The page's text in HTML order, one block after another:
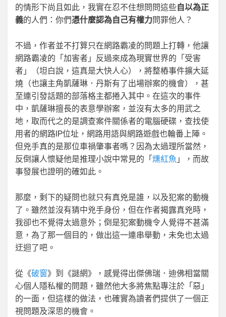
的情形下尚且如此，我實在忍不住想問問這些自以為正
義的人們：你們憑什麼認為自己有權力問罪他人？
不過，作者並不打算只在網路霸凌的問題上打轉，他讓
網路霸凌的「加害者」反過來成為現實世界的「受害
者」（坦白說，這真是大快人心），將整樁事件擴大延
燒（也讓主角凱薩琳．丹斯有了出場辦案的機會），甚
至連引發話題的部落格主都捲入其中。在這次的事件
中，凱薩琳擅長的表意學辦案，並沒有太多的用武之
地，取而代之的是調查案件關係者的電腦硬碟，查找使
用者的網路IP位址，網路用語與網路遊戲也輪番上陣。
但兇手真的是那位車禍肇事者嗎？因為太過理所當然，
反倒讓人懷疑他是推理小說中常見的「 燻紅魚 」，而故
事發展也證明的確如此。
那麼，剩下的疑問也就只有真兇是誰，以及犯案的動機
了。雖然並沒有猜中兇手身份，但在作者揭露真兇時，
我卻也不覺得太過意外；倒是犯案動機令人覺得不甚滿
意，為了那一個目的，做出這一連串舉動，未免也太過
迂迴了吧。
從《破窗》到《謎網》，感覺得出傑佛瑞．迪佛相當關
心個人隱私權的問題，雖然他大多將焦點專注於「惡」
的一面，但這樣的做法，也確實為讀者們提供了一個正
視問題及深思的機會。